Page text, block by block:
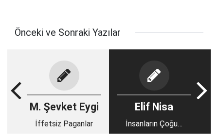
Önceki ve Sonraki Yazılar
M. Şevket Eygi
İffetsiz Paganlar
Elif Nisa
İnsanların Çoğu…